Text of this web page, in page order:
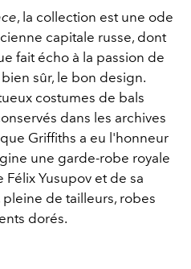
, la collection est une ode
capitale russe, dont
fait écho à la passion de
sûr, le bon design.
costumes de bals
dans les archives
Griffiths a eu l'honneur
une garde-robe royale
Yusupov et de sa
de tailleurs, robes
dorés.